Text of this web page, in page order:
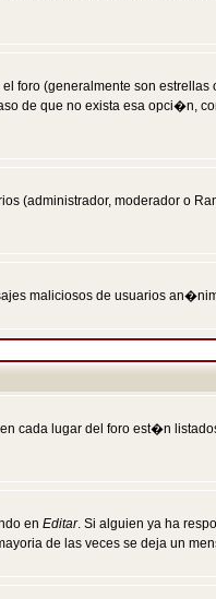
(generalmente son estrellas
de que no exista esa opci�n,
(administrador, moderador o
maliciosos de usuarios
cada lugar del foro est�n
en Editar. Si alguien ya ha
de las veces se deja un